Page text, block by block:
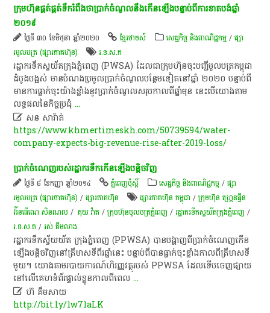
​ក្រុមហ៊ុន​ផ្គត់​ផ្គត់​ទឹក​រំពឹង​ថា​ប្រាក់​ចំណូល​នឹង​កើនឡើង​បន្ទាប់​ពី​ការ​ខាតបង់​ឆ្នាំ​
២០១៩
ថ្ងៃទី ៣០ ខែមិថុនា ឆ្នាំ២០២០ ខ្មែរថាមស៍ សេដ្ឋកិច្ច និងពាណិជ្ជកម្ម /ផ្សា
រមូលបត្រ (ផ្សារភាគហ៊ុន)
រ.ទ.ស.ភ
​រដ្ឋាករទឹក​ស្វយ័ត​ក្រុងភ្នំពេញ​ (PWSA)​ ដែល​ជា​ក្រុមហ៊ុន​ចុះបញ្ជី​មូល​ប​ត្រ​កម្ពុ​ជា
ដំបូង​បង្អស់​ មាន​បំណង​ប្រមូលប្រាក់​ចំណូល​បន្ថែម​ទៀត​នៅ​ឆ្នាំ​ ២០២០​ បន្ទាប់​ពី​
មានការ​ធ្លាក់​ចុះ​យ៉ាង​ខ្លាំង​នូវ​ប្រាក់​ចំណូល​សរុប​កាលពី​ឆ្នាំ​មុន​ នេះ​បើ​យោង​តាម​
លទ្ធផល​នៃ​កិច្ចប្រជុំ...
 សន​ សារ៉ាត់
https://www.khmertimeskh.com/50739594/water-
company-expects-big-revenue-rise-after-2019-loss/
ប្រាក់​ចំណេញ​របស់​រដ្ឋាករ​ទឹក​កើន​ឡើង​បន្តិច​វិញ
ថ្ងៃទី ៨ ខែកញ្ញា ឆ្នាំ២០១៤ ភ្នំពេញប៉ុស្តិ៍ សេដ្ឋកិច្ច និងពាណិជ្ជកម្ម /ផ្សា
រមូលបត្រ (ផ្សារភាគហ៊ុន) /ផ្សារភាគហ៊ុន ផ្សារភាគហ៊ុន​ កម្ពុជា /ក្រុមហ៊ុន ហ្រ្គេនធ្វីន
អ៊ីនធើណេ សិនណល / គុយ វ៉ាត /ក្រុម​ហ៊ុន​មូល​បត្រ​ភ្នំ​ពេញ​ /រដ្ឋា​ករទឹកស្វយ័តក្រុងភ្នំពេញ /
រ.ទ.ស.ភ /រស់ គឹមលាង
រដ្ឋាករ​ទឹក​ស្វ័យយ័ត ក្រុង​ភ្នំពេញ (PPWSA) បាន​បង្ហាញ​ពី​ប្រាក់​ចំណេញ​កើន​
ឡើង​បន្តិច​វិញ​នៅ​ត្រី​មាស​ទី​ពីរ​ឆ្នាំ​នេះ បន្ទាប់​ពី​បាន​ធ្លាក់​ចុះ​ខ្លាំង​កាល​ពី​ត្រីមាស​ទី​
មួយ។ យោង​តាម​របាយ​ការណ៍​ហិរញ្ញវត្ថុ​របស់ PPWSA ដែល​ទើប​ចេញ​ផ្សាយ​
នៅ​លើ​គេហទំព័រ​ផ្ទាល់​ខ្លួន​កាល​ពី​ពេល...
 ហ៊ គឹមសាយ
http://bit.ly/1w71aLK